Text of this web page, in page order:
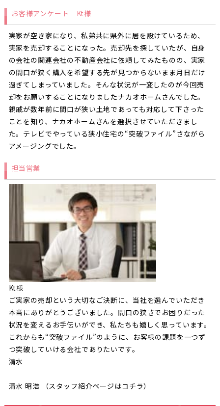
お客様アンケート Kt様
実家が空き家になり、私弟共に県外に居を設けているため、
実家を売却することになった。売却先を探していたが、自身
の会社の関連会社の不動産会社に依頼してみたものの、実家
の間口が狭く購入を希望する先が見つからないまま月日だけ
過ぎてしまっていました。そんな状況が一変したのが今回売
却をお願いすることになりましたナカオホームさんでした。
親戚が数年前に間口が狭い土地であっても対応して下さった
ことを知り、ナカオホームさんを選択させていただきまし
た。テレビでやっている狭小住宅の“突破ファイル”さながら
アメージングでした。
担当営業
Kt様
ご実家の売却という大切なご決断に、当社を選んでいただき
本当にありがとうございました。間口の狭さでお困りだった
状況を変えるお手伝いができ、私たちも嬉しく思っています。
これからも“突破ファイル”のように、お客様の課題を一つず
つ突破していける会社でありたいです。
清水
清水 昭浩 （スタッフ紹介ページはコチラ）